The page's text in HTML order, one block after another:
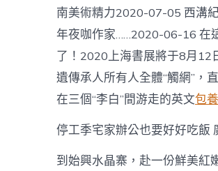
南美術精力2020-07-05 西溝
年夜咖作家……2020-06-16 在
了！2020上海書展將于8月12
遺傳承人所有人全體“觸網”
在三個“李白”間游走的英文包養
停工季宅家辦公也要好好吃飯
到始興水晶寨，赴一份鮮美